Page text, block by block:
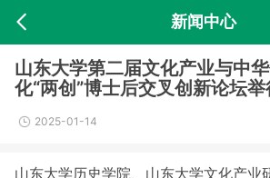
新闻中心
山东大学第二届文化产业与中
化“两创”博士后交叉创新论坛举
2025-01-14
山东大学历史学院、山东大学文化产业